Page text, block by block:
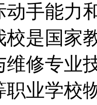
动手能力
校是国家
维修专业
职业学校